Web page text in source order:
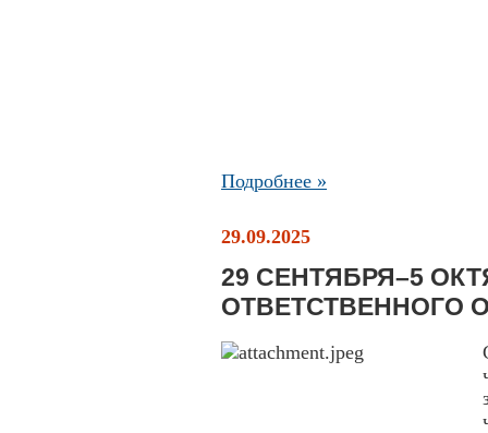
Подробнее »
29.09.2025
29 СЕНТЯБРЯ–5
ОТВЕТСТВЕННОГО